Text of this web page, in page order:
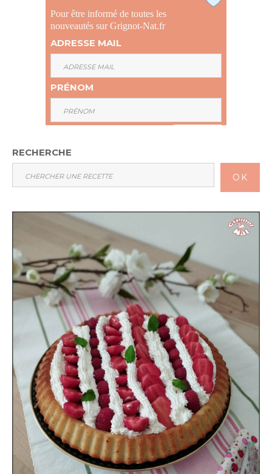
Pour être informé de toutes les
nouveautés sur Grignot-Nat.fr
ADRESSE MAIL
PRÉNOM
RECHERCHE
OK